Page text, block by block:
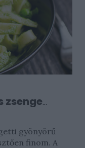
zsenge
gyönyörű
finom. A